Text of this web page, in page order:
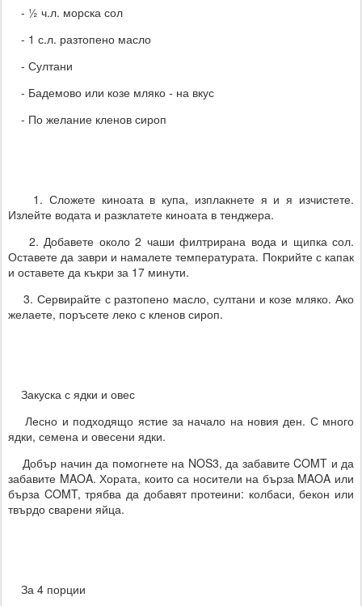
- ½ ч.л. морска сол
- 1 с.л. разтопено масло
- Султани
- Бадемово или козе мляко - на вкус
- По желание кленов сироп
1. Сложете киноата в купа, изплакнете я и я изчистете.
Излейте водата и разклатете киноата в тенджера.
2. Добавете около 2 чаши филтрирана вода и щипка сол.
Оставете да заври и намалете температурата. Покрийте с капак
и оставете да къкри за 17 минути.
3. Сервирайте с разтопено масло, султани и козе мляко. Ако
желаете, поръсете леко с кленов сироп.
Закуска с ядки и овес
Лесно и подходящо ястие за начало на новия ден. С много
ядки, семена и овесени ядки.
Добър начин да помогнете на NOS3, да забавите COMT и да
забавите MAOA. Хората, които са носители на бърза MAOA или
бърза COMT, трябва да добавят протеини: колбаси, бекон или
твърдо сварени яйца.
За 4 порции